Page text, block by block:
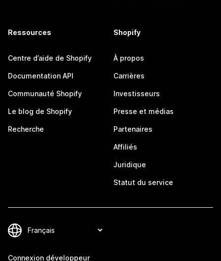
Ressources
Centre d’aide de Shopify
Documentation API
Communauté Shopify
Le blog de Shopify
Recherche
Shopify
À propos
Carrières
Investisseurs
Presse et médias
Partenaires
Affiliés
Juridique
Statut du service
Connexion développeur